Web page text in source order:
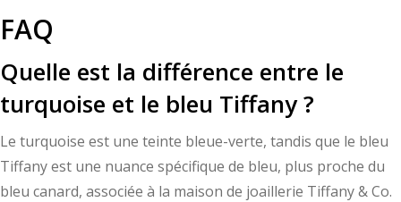
FAQ
Quelle est la différence entre le
turquoise et le bleu Tiffany ?
Le turquoise est une teinte bleue-verte, tandis que le bleu
Tiffany est une nuance spécifique de bleu, plus proche du
bleu canard, associée à la maison de joaillerie Tiffany & Co.